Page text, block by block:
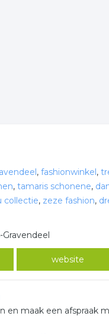
, fashionwinkel,
, tamaris schonene,
collectie, zeze fashion,
Gravendeel
website
en maak een afspraak